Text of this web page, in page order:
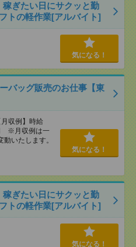
稼ぎたい日にサクッと勤
トの軽作業[アルバイト]
気になる！
バッグ販売のお仕事【東
収例】時給
※月収例は一
いたします。
気になる！
稼ぎたい日にサクッと勤
トの軽作業[アルバイト]
気になる！